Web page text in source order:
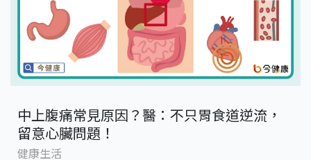
中上腹痛常見原因？醫：不只胃食道逆流，
留意心臟問題！
健康生活